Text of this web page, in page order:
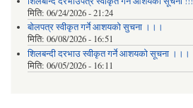
मिति: 06/24/2026 - 21:24
बोलपत्र स्वीकृत गर्ने आशयको सुचना ।।।
मिति: 06/08/2026 - 16:51
शिलबन्दी दरभाउ स्वीकृत गर्ने आशयको सूचना ।।।
मिति: 06/05/2026 - 16:11